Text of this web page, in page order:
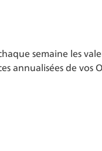
semaine les
annualisées de vos